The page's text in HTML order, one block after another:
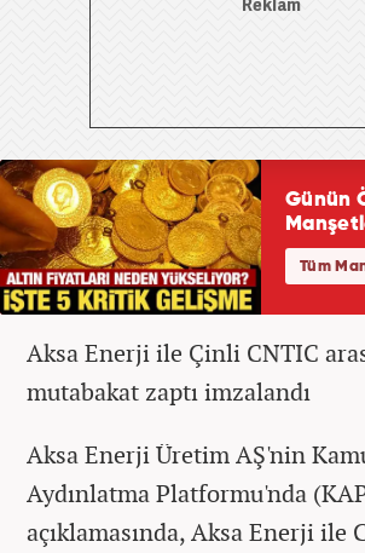
Aksa Enerji ile Çinli CNTIC
mutabakat zaptı imzalandı
Aksa Enerji Üretim AŞ'nin
Aydınlatma Platformu'nda
açıklamasında, Aksa Enerji ile